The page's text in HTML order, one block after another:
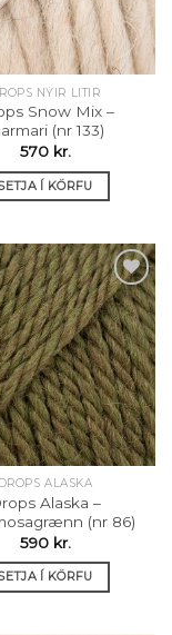
NÝIR LITIR
Snow Mix –
(nr 133)
570 kr.
Í KÖRFU
Setja á
óskalista
DROPS ALASKA
Alaska –
(nr 86)
590 kr.
Í KÖRFU